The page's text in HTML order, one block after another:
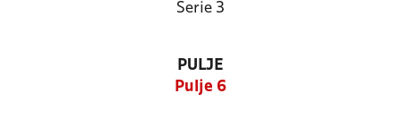
Serie 3
PULJE
Pulje 6